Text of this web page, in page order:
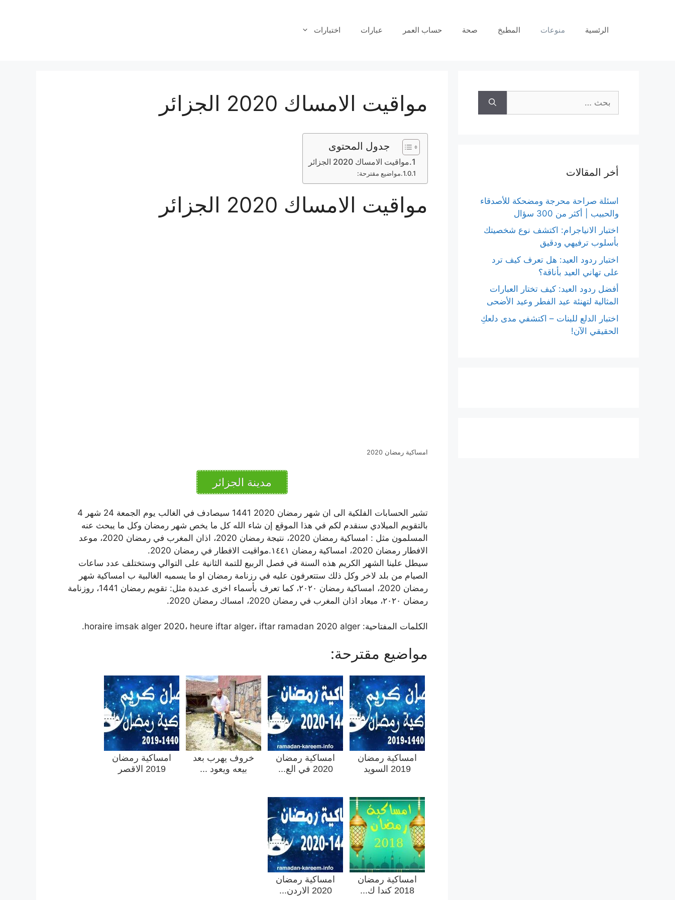
الرئسية منوعات المطبخ صحة حساب العمر عبارات اختبارات
مواقيت الامساك 2020 الجزائر
جدول المحتوى
مواقيت الامساك 2020 الجزائر
مواضيع مقترحة:
مواقيت الامساك 2020 الجزائر
امساكية رمضان 2020
مدينة الجزائر
تشير الحسابات الفلكية الى ان شهر رمضان 2020 1441 سيصادف في الغالب يوم الجمعة 24 شهر 4
بالتقويم الميلادي سنقدم لكم في هذا الموقع إن شاء الله كل ما يخص شهر رمضان وكل ما يبحث عنه
المسلمون مثل : امساكية رمضان 2020، نتيجة رمضان 2020، اذان المغرب في رمضان 2020، موعد
الافطار رمضان 2020، امساكية رمضان ١٤٤١.مواقيت الافطار في رمضان 2020.
سيطل علينا الشهر الكريم هذه السنة في فصل الربيع للتمة الثانية على التوالي وستختلف عدد ساعات
الصيام من بلد لاخر وكل ذلك ستتعرفون عليه في رزنامة رمضان او ما يسميه الغالبية ب امساكية شهر
رمضان 2020، امساكية رمضان ٢٠٢٠، كما تعرف بأسماء اخرى عديدة مثل: تقويم رمضان 1441، روزنامة
رمضان ٢٠٢٠، ميعاد اذان المغرب في رمضان 2020، امساك رمضان 2020.
الكلمات المفتاحية: horaire imsak alger 2020، heure iftar alger، iftar ramadan 2020 alger.
مواضيع مقترحة:
امساكية رمضان
2019 السويد
امساكية رمضان
2020 في الع...
خروف يهرب بعد
بيعه ويعود ...
امساكية رمضان
2019 الاقصر
امساكية رمضان
2018 كندا ك...
امساكية رمضان
2020 الاردن...
عن:
أخر المقالات
اسئلة صراحة محرجة ومضحكة للأصدقاء
والحبيب | أكثر من 300 سؤال
اختبار الانياجرام: اكتشف نوع شخصيتك
بأسلوب ترفيهي ودقيق
اختبار ردود العيد: هل تعرف كيف ترد
على تهاني العيد بأناقة؟
أفضل ردود العيد: كيف تختار العبارات
المثالية لتهنئة عيد الفطر وعيد الأضحى
اختبار الدلع للبنات – اكتشفي مدى دلعكِ
الحقيقي الآن!